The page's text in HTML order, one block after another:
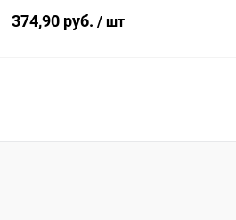
374,90 руб. / шт
Купить в 1 клик К